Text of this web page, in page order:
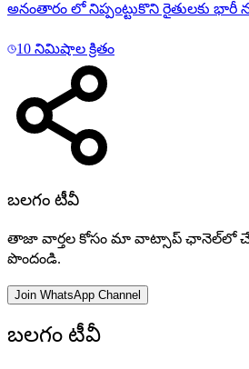
అనంతారం లో నిప్పంట్టుకొని రైతులకు భారీ
10 నిమిషాల క్రితం
బలగం టీవీ
తాజా వార్తల కోసం మా వాట్సాప్ ఛానెల్‌లో
పొందండి.
Join WhatsApp Channel
బలగం టీవీ